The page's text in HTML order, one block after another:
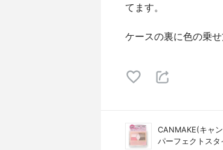
てます。
ケースの裏に色の乗
CANMAKE(キャ
パーフェクトス